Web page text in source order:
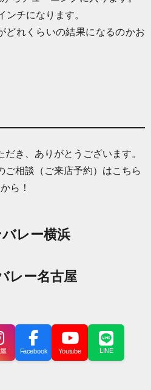
チになります。
どれくらいの結果になるのかお
き、ありがとうございます。
ご相談（ご来店予約）はこちら
から！
レー横浜
レー名古屋
Facebook Youtube LINE